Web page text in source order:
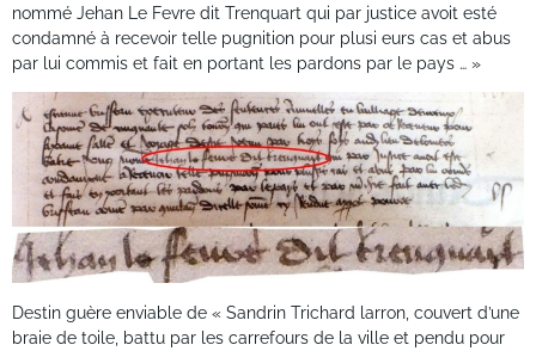
nommé Jehan Le Fevre dit Trenquart qui par justice avoit esté
condamné à recevoir telle pugnition pour plusi eurs cas et abus
par lui commis et fait en portant les pardons par le pays … »
Destin guère enviable de « Sandrin Trichard larron, couvert d’une
braie de toile, battu par les carrefours de la ville et pendu pour